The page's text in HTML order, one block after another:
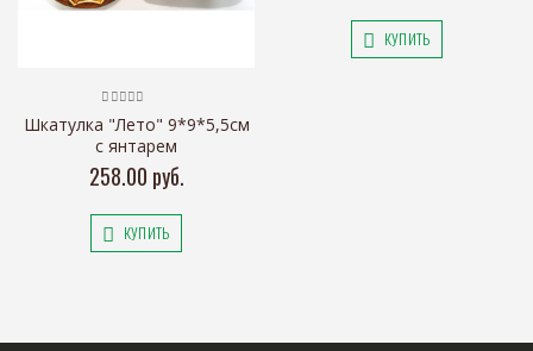
Шкатулка "Лето" 9*9*5,5см
с янтарем
258.00 руб.
КУПИТЬ
КУПИТЬ